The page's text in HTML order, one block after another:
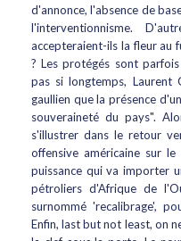
d'annonce, l'absence de
l'interventionnisme.
accepteraient-ils la fleur au
? Les protégés sont
pas si longtemps,
gaullien que la présence
souveraineté du pays".
s'illustrer dans le retour
offensive américaine sur
puissance qui va importer
pétroliers d'Afrique de
surnommé 'recalibrage',
Enfin, last but not least, on